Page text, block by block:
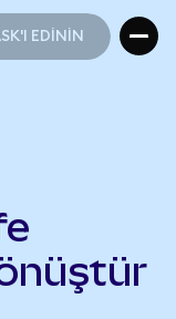
EDİNİN